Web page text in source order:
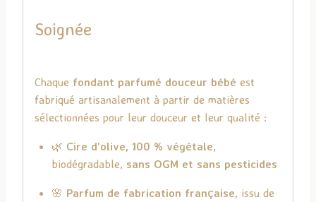
Soignée
Chaque fondant parfumé douceur bébé est
fabriqué artisanalement à partir de matières
sélectionnées pour leur douceur et leur qualité :
🌿 Cire d’olive, 100 % végétale,
biodégradable, sans OGM et sans pesticides
🌸 Parfum de fabrication française, issu de